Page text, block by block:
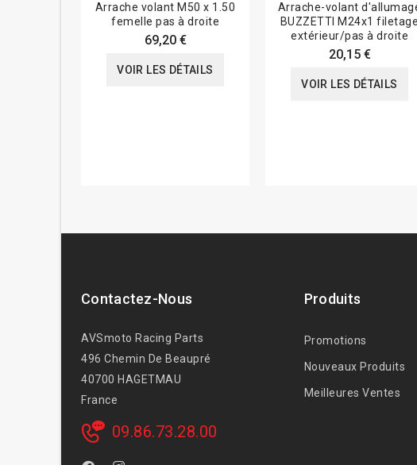
Arrache volant M50 x 1.50
femelle pas à droite
69,20 €
VOIR LES DÉTAILS
Arrache-volant
BUZZETTI M24x1 filetage
extérieur/pas à droite
20,15 €
VOIR LES DÉTAILS
Contactez-Nous
AVSmoto Racing Parts
496 Chemin De Beaupré
40700 HAGETMAU
France
09.86.73.28.00
Produits
Promotions
Nouveaux Produits
Meilleures Ventes